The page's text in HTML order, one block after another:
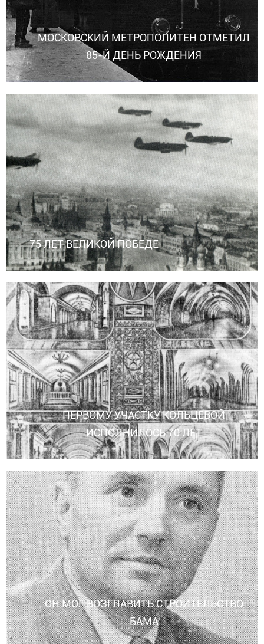
МОСКОВСКИЙ МЕТРОПОЛИТЕН ОТМЕТИЛ
85-Й ДЕНЬ РОЖДЕНИЯ
75 ЛЕТ ВЕЛИКОЙ ПОБЕДЕ
ПЕРВОМУ УЧАСТКУ КОЛЬЦЕВОЙ
ИСПОЛНИЛОСЬ 70 ЛЕТ
ОН МОГ ВОЗГЛАВИТЬ СТРОИТЕЛЬСТВО
БАМА